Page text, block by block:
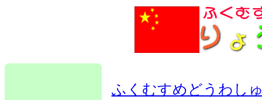
ふくむすめどうわし